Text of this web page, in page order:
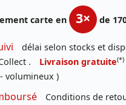
carte en 3× de
délai selon stocks et
.
Livraison gratuite(*)
volumineux )
Conditions de